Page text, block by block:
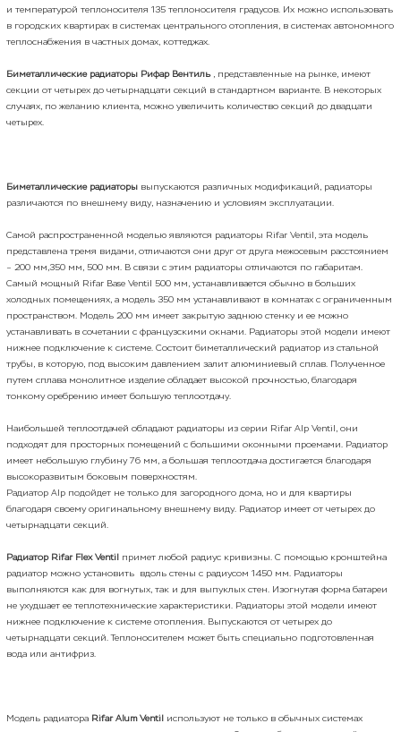
и температурой теплоносителя 135 теплоносителя градусов. Их можно использовать
в городских квартирах в системах центрального отопления, в системах автономного
теплоснабжения в частных домах, коттеджах.
Биметаллические радиаторы Рифар Вентиль, представленные на рынке, имеют
секции от четырех до четырнадцати секций в стандартном варианте. В некоторых
случаях, по желанию клиента, можно увеличить количество секций до двадцати
четырех.
Биметаллические радиаторы выпускаются различных модификаций, радиаторы
различаются по внешнему виду, назначению и условиям эксплуатации.
Самой распространенной моделью являются радиаторы Rifar Ventil, эта модель
представлена тремя видами, отличаются они друг от друга межосевым расстоянием
– 200 мм,350 мм, 500 мм. В связи с этим радиаторы отличаются по габаритам.
Самый мощный Rifar Base Ventil 500 мм, устанавливается обычно в больших
холодных помещениях, а модель 350 мм устанавливают в комнатах с ограниченным
пространством. Модель 200 мм имеет закрытую заднюю стенку и ее можно
устанавливать в сочетании с французскими окнами. Радиаторы этой модели имеют
нижнее подключение к системе. Состоит биметаллический радиатор из стальной
трубы, в которую, под высоким давлением залит алюминиевый сплав. Полученное
путем сплава монолитное изделие обладает высокой прочностью, благодаря
тонкому оребрению имеет большую теплоотдачу.
Наибольшей теплоотдачей обладают радиаторы из серии Rifar Alp Ventil, они
подходят для просторных помещений с большими оконными проемами. Радиатор
имеет небольшую глубину 76 мм, а большая теплоотдача достигается благодаря
высокоразвитым боковым поверхностям.
Радиатор Alp подойдет не только для загородного дома, но и для квартиры
благодаря своему оригинальному внешнему виду. Радиатор имеет от четырех до
четырнадцати секций.
Радиатор Rifar Flex Ventil примет любой радиус кривизны. С помощью кронштейна
радиатор можно установить вдоль стены с радиусом 1450 мм. Радиаторы
выполняются как для вогнутых, так и для выпуклых стен. Изогнутая форма батареи
не ухудшает ее теплотехнические характеристики. Радиаторы этой модели имеют
нижнее подключение к системе отопления. Выпускаются от четырех до
четырнадцати секций. Теплоносителем может быть специально подготовленная
вода или антифриз.
Модель радиатора Rifar Alum Ventil используют не только в обычных системах